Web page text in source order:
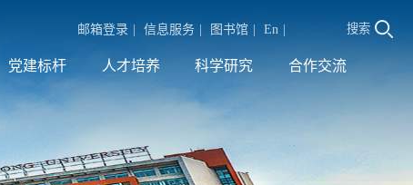
邮箱登录 信息服务 图书馆 En 搜索
党建标杆 人才培养 科学研究 合作交流